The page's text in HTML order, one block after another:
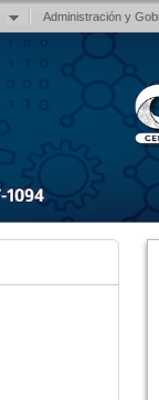
Administración y